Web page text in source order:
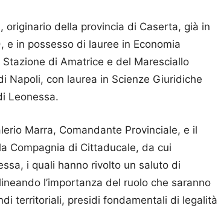
originario della provincia di Caserta, già in
e in possesso di lauree in Economia
di Amatrice e del Maresciallo
Napoli, con laurea in Scienze Giuridiche
Leonessa.
Marra, Comandante Provinciale, e il
Compagnia di Cittaducale, da cui
i quali hanno rivolto un saluto di
l’importanza del ruolo che saranno
territoriali, presidi fondamentali di legalità